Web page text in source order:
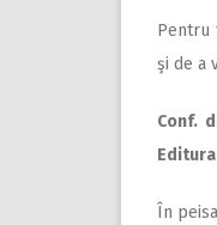
Pentru
şi de a
Conf.
În